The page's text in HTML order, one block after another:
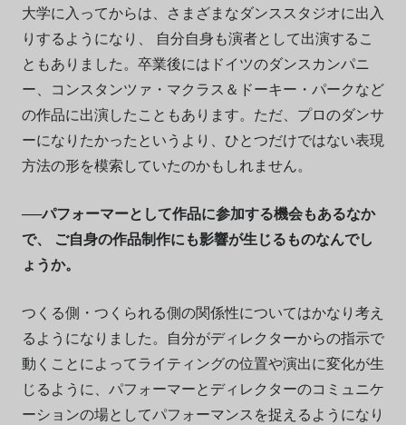
大学に入ってからは、さまざまなダンススタジオに出入
りするようになり、 自分自身も演者として出演するこ
ともありました。卒業後にはドイツのダンスカンパニ
ー、コンスタンツァ・マクラス＆ドーキー・パークなど
の作品に出演したこともあります。ただ、プロのダンサ
ーになりたかったというより、ひとつだけではない表現
方法の形を模索していたのかもしれません。
──パフォーマーとして作品に参加する機会もあるなか
で、 ご自身の作品制作にも影響が生じるものなんでし
ょうか。
つくる側・つくられる側の関係性についてはかなり考え
るようになりました。自分がディレクターからの指示で
動くことによってライティングの位置や演出に変化が生
じるように、パフォーマーとディレクターのコミュニケ
ーションの場としてパフォーマンスを捉えるようになり